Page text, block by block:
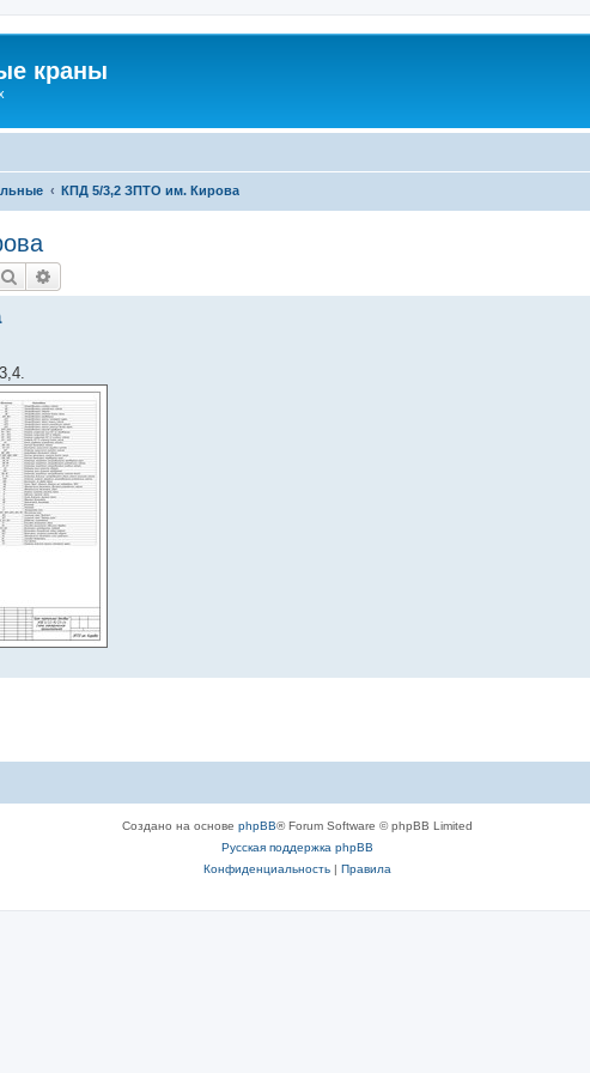
краны
КПД 5/3,2 ЗПТО им. Кирова
Поиск
Создано на основе phpBB® Forum Software © phpBB Limited
Русская поддержка phpBB
Конфиденциальность| Правила